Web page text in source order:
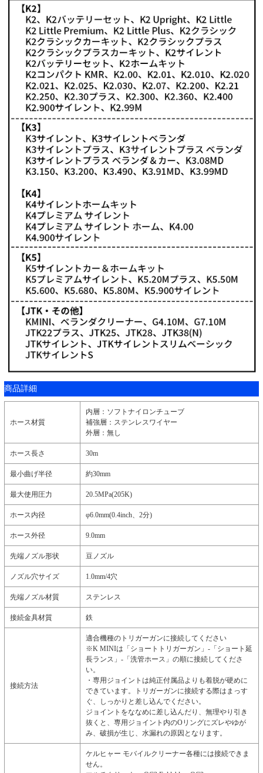
商品詳細
ホース材質
内層：ソフトナイロンチューブ
補強層：ステンレスワイヤー
外層：無し
ホース長さ 30m
最小曲げ半径 約30mm
最大使用圧力 20.5MPa(205K)
ホース内径 φ6.0mm(0.4inch、2分)
ホース外径 9.0mm
先端ノズル形状 豆ノズル
ノズル穴サイズ 1.0mm/4穴
先端ノズル材質 ステンレス
接続金具材質 鉄
接続方法
適合機種のトリガーガンに接続してください
※K MINIは「ショートトリガーガン」-「ショート延
長ランス」-「洗管ホース」の順に接続してくださ
い。
・専用ジョイントは純正付属品よりも着脱が硬めに
できています。トリガーガンに接続する際はまっす
ぐ、しっかりと差し込んでください。
ジョイントをななめに差し込んだり、無理やり引き
抜くと、専用ジョイント内のOリングにズレやゆが
み、破損が生じ、水漏れの原因となります。
ケルヒャー モバイルクリーナー各種には接続できま
せん。